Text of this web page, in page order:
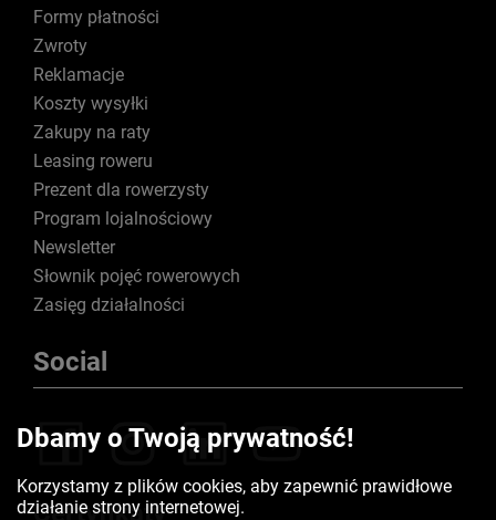
Formy płatności
Zwroty
Reklamacje
Koszty wysyłki
Zakupy na raty
Leasing roweru
Prezent dla rowerzysty
Program lojalnościowy
Newsletter
Słownik pojęć rowerowych
Zasięg działalności
Social
Certyfikaty
Dbamy o Twoją prywatność!
Korzystamy z plików cookies, aby zapewnić prawidłowe
działanie strony internetowej.